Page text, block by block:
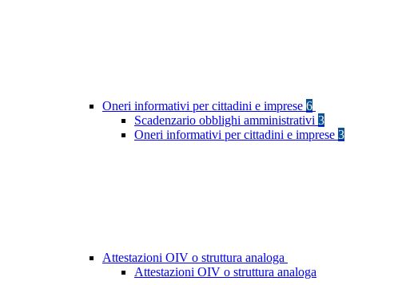
Oneri informativi per cittadini e imprese 6
Scadenzario obblighi amministrativi 3
Oneri informativi per cittadini e imprese 3
Attestazioni OIV o struttura analoga
Attestazioni OIV o struttura analoga